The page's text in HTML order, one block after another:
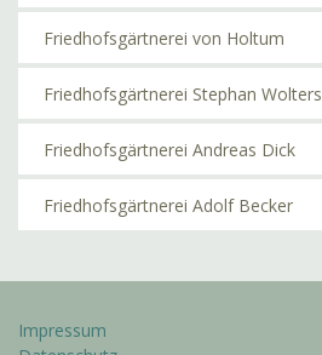
Friedhofsgärtnerei von Holtum
Friedhofsgärtnerei Stephan Wolters
Friedhofsgärtnerei Andreas Dick
Friedhofsgärtnerei Adolf Becker
Impressum